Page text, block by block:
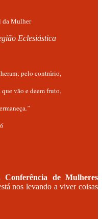
da Mulher
Eclesiástica
pelo contrário,
vão e deem fruto,
.”
Conferência de Mulheres
nos levando a viver coisas